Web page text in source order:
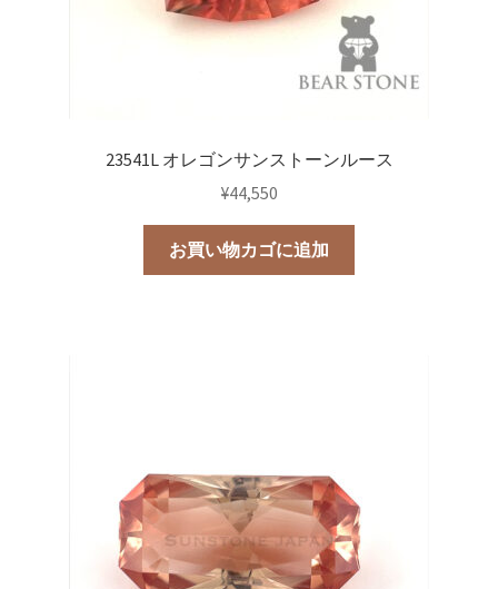
23541L オレゴンサンストーンルース
¥44,550
お買い物カゴに追加